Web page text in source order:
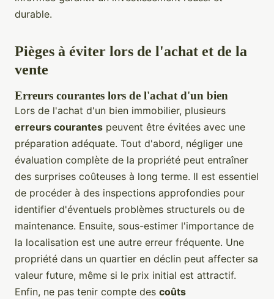
durable.
Pièges à éviter lors de l'achat et de la
vente
Erreurs courantes lors de l'achat d'un bien
Lors de l'achat d'un bien immobilier, plusieurs
erreurs courantes peuvent être évitées avec une
préparation adéquate. Tout d'abord, négliger une
évaluation complète de la propriété peut entraîner
des surprises coûteuses à long terme. Il est essentiel
de procéder à des inspections approfondies pour
identifier d'éventuels problèmes structurels ou de
maintenance. Ensuite, sous-estimer l'importance de
la localisation est une autre erreur fréquente. Une
propriété dans un quartier en déclin peut affecter sa
valeur future, même si le prix initial est attractif.
Enfin, ne pas tenir compte des coûts